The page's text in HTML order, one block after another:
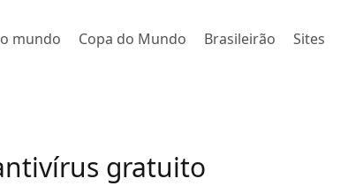
mundo Copa do Mundo Brasileirão Sites
gratuito